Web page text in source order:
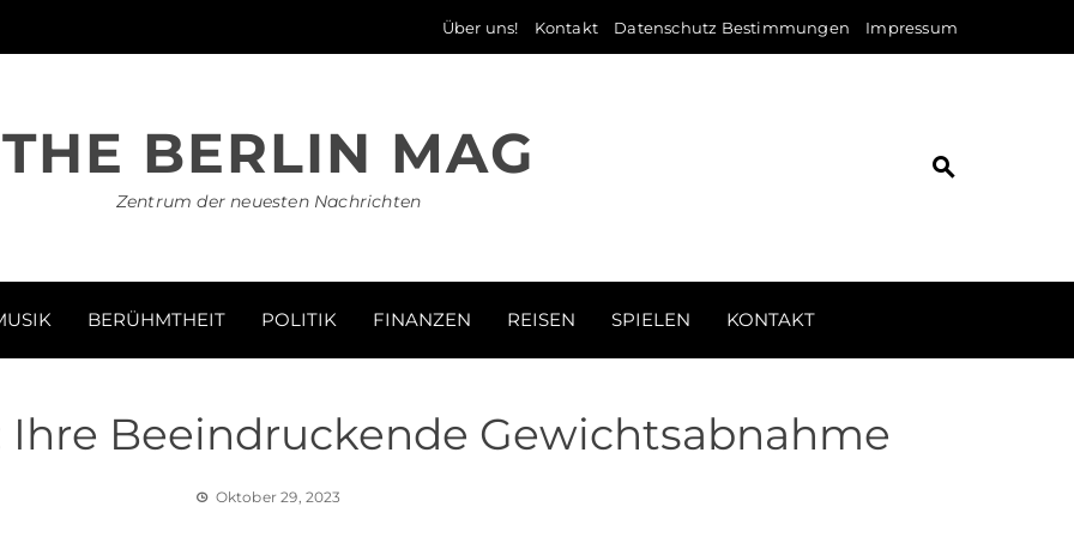
Über uns! Kontakt Datenschutz Bestimmungen Impressum
THE BERLIN MAG
Zentrum der neuesten Nachrichten
BERÜHMTHEIT POLITIK FINANZEN REISEN SPIELEN KONTAKT
Ihre Beeindruckende Gewichtsabnahme
Oktober 29, 2023